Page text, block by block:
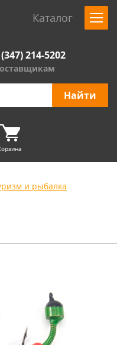
Каталог
214-5202
и рыбалка